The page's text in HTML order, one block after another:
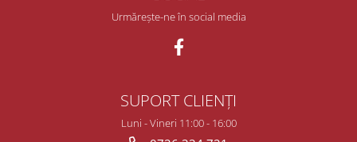
Urmărește-ne în social media
SUPORT CLIENȚI
Luni - Vineri 11:00 - 16:00